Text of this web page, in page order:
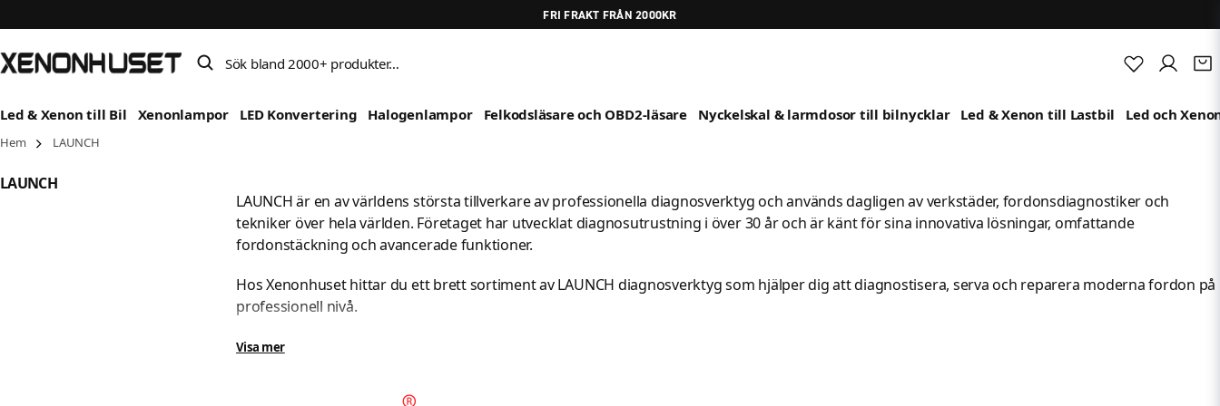
FRI FRAKT FRÅN 2000KR
Sök bland 2000+ produkter…
Led & Xenon till Bil Xenonlampor LED Konvertering Halogenlampor Felkodsläsare och OBD2-läsare Nyckelskal & larmdosor till bilnycklar Led & Xenon till Lastbil Led och
Hem LAUNCH
LAUNCH
LAUNCH är en av världens största tillverkare av professionella diagnosverktyg och används dagligen av verkstäder, fordonsdiagnostiker och
tekniker över hela världen. Företaget har utvecklat diagnosutrustning i över 30 år och är känt för sina innovativa lösningar, omfattande
fordonstäckning och avancerade funktioner.
Hos Xenonhuset hittar du ett brett sortiment av LAUNCH diagnosverktyg som hjälper dig att diagnostisera, serva och reparera moderna fordon på
professionell nivå.
Varför välja LAUNCH?
Visa mer